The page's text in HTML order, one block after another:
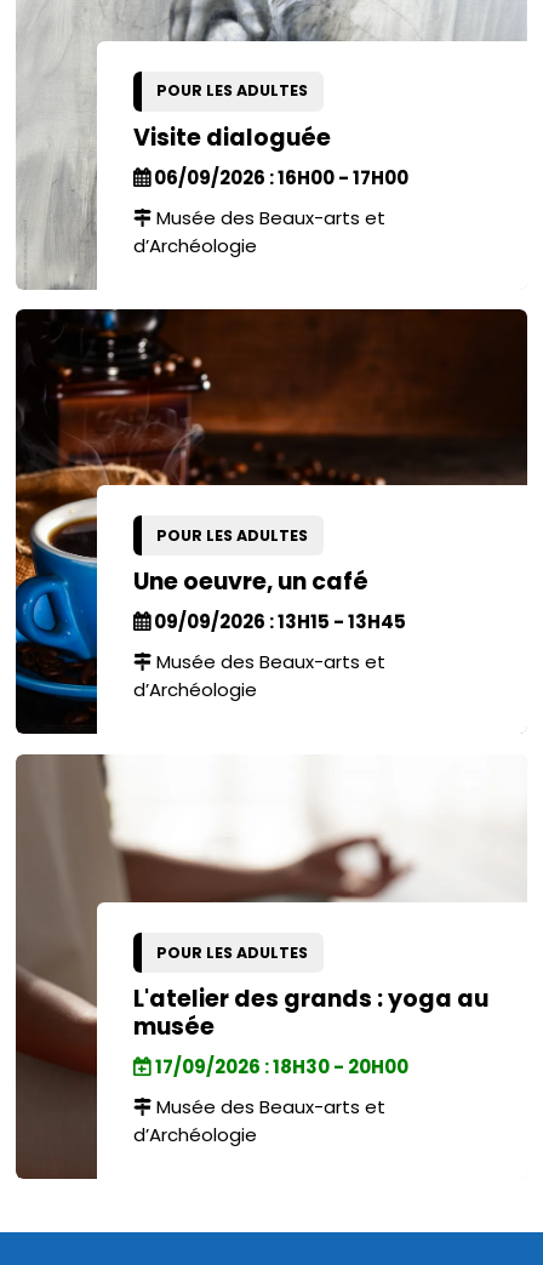
POUR LES ADULTES
Visite dialoguée
06/09/2026 : 16H00 - 17H00
Musée des Beaux-arts et
d’Archéologie
POUR LES ADULTES
Une oeuvre, un café
09/09/2026 : 13H15 - 13H45
Musée des Beaux-arts et
d’Archéologie
POUR LES ADULTES
L'atelier des grands : yoga au
musée
17/09/2026 : 18H30 - 20H00
Musée des Beaux-arts et
d’Archéologie